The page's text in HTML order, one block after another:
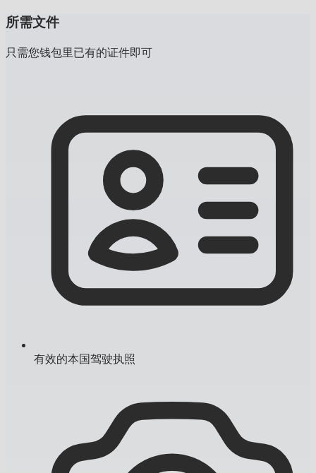
所需文件
只需您钱包里已有的证件即可
有效的本国驾驶执照